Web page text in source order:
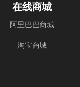
在线商城
阿里巴巴商城
淘宝商城